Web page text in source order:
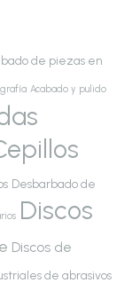
de piezas en
Acabado y pulido
Desbarbado de
Discos
Discos de
de abrasivos